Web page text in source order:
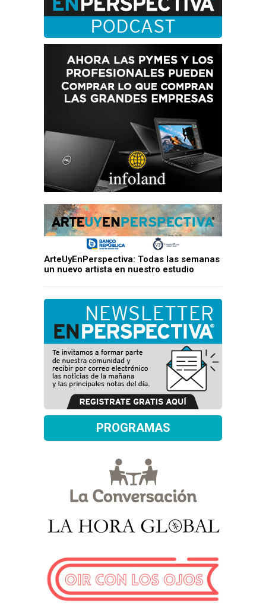
ArteUyEnPerspectiva: Todas las semanas
un nuevo artista en nuestro estudio
PROGRAMAS